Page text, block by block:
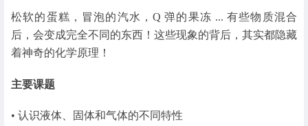
松软的蛋糕，冒泡的汽水，Q 弹的果冻 ... 有些物质混合
后，会变成完全不同的东西！这些现象的背后，其实都隐藏
着神奇的化学原理！
主要课题
• 认识液体、固体和气体的不同特性